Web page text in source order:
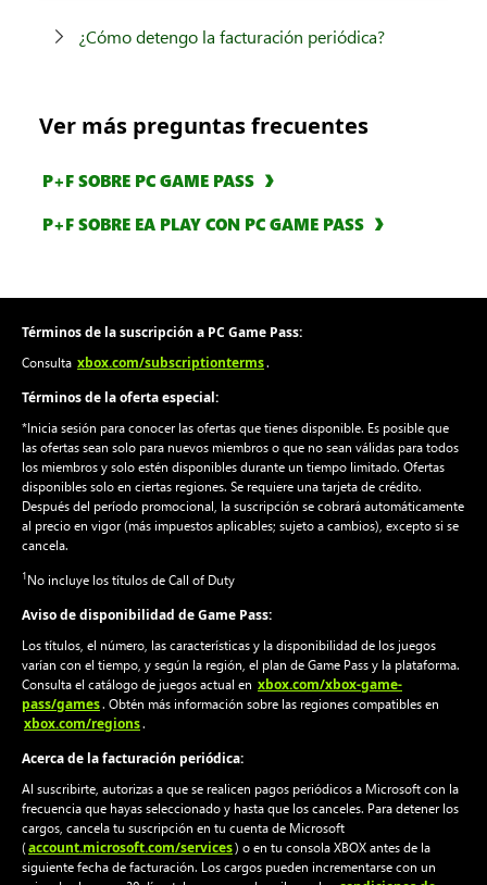
¿Cómo detengo la facturación periódica?
Ver más preguntas frecuentes
P+F SOBRE PC GAME PASS
P+F SOBRE EA PLAY CON PC GAME PASS
Términos de la suscripción a PC Game Pass:
Consulta xbox.com/subscriptionterms.
Términos de la oferta especial:
*Inicia sesión para conocer las ofertas que tienes disponible. Es posible que
las ofertas sean solo para nuevos miembros o que no sean válidas para todos
los miembros y solo estén disponibles durante un tiempo limitado. Ofertas
disponibles solo en ciertas regiones. Se requiere una tarjeta de crédito.
Después del período promocional, la suscripción se cobrará automáticamente
al precio en vigor (más impuestos aplicables; sujeto a cambios), excepto si se
cancela.
1No incluye los títulos de Call of Duty
Aviso de disponibilidad de Game Pass:
Los títulos, el número, las características y la disponibilidad de los juegos
varían con el tiempo, y según la región, el plan de Game Pass y la plataforma.
Consulta el catálogo de juegos actual en xbox.com/xbox-game-
pass/games. Obtén más información sobre las regiones compatibles en
xbox.com/regions.
Acerca de la facturación periódica:
Al suscribirte, autorizas a que se realicen pagos periódicos a Microsoft con la
frecuencia que hayas seleccionado y hasta que los canceles. Para detener los
cargos, cancela tu suscripción en tu cuenta de Microsoft
(account.microsoft.com/services) o en tu consola XBOX antes de la
siguiente fecha de facturación. Los cargos pueden incrementarse con un